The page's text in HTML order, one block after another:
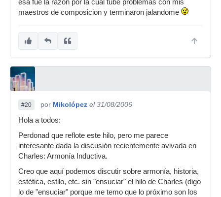
esa fue la razon por la cual tube problemas con mis
maestros de composicion y terminaron jalandome
#20 por Mikolópez el 31/08/2006
Hola a todos:
Perdonad que reflote este hilo, pero me parece
interesante dada la discusión recientemente avivada en
Charles: Armonía Inductiva.
Creo que aquí podemos discutir sobre armonía, historia,
estética, estilo, etc. sin "ensuciar" el hilo de Charles (digo
lo de "ensuciar" porque me temo que lo próximo son los